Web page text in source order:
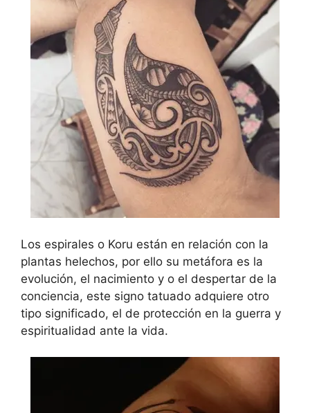
Los espirales o Koru están en relación con la
plantas helechos, por ello su metáfora es la
evolución, el nacimiento y o el despertar de la
conciencia, este signo tatuado adquiere otro
tipo significado, el de protección en la guerra y
espiritualidad ante la vida.